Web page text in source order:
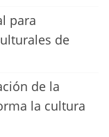
para
de
de la
la cultura